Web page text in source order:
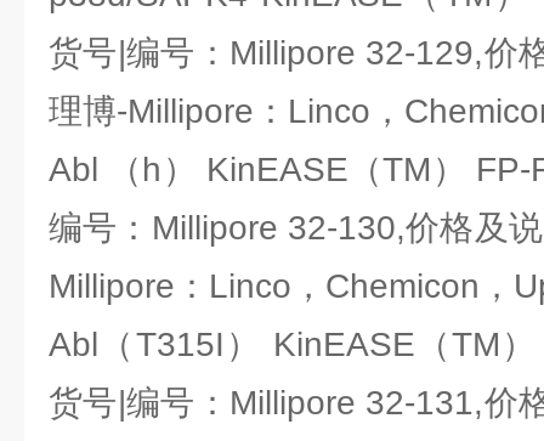
货号|编号：Millipore 32-129,价
理博-Millipore：Linco，
Abl （h） KinEASE（TM） FP-
编号：Millipore 32-130,价格及
Millipore：Linco，Chemicon，
Abl（T315I） KinEASE（TM
货号|编号：Millipore 32-131,价